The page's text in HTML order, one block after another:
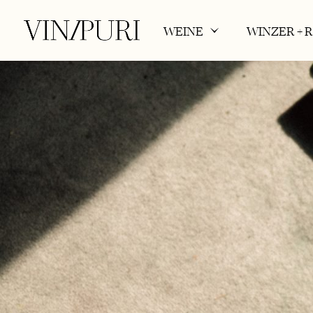
WEINE WINZER +